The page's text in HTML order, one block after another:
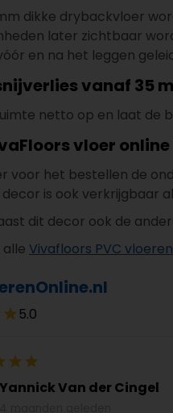
dikke drybackvloer
later zichtbaar
en na het leggen
vanaf 35
netto op en laat de
vloer
voor het bestellen de
is ook verkrijgbaar
dit decor ook de
alle Vivafloors PVC vloeren
5.0
Yannick Van der Cingel